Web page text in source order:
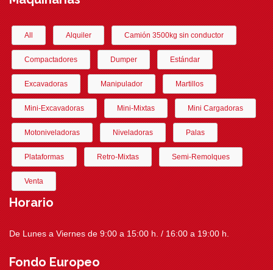
All Alquiler Camión 3500kg sin conductor
Compactadores Dumper Estándar
Excavadoras Manipulador Martillos
Mini-Excavadoras Mini-Mixtas Mini Cargadoras
Motoniveladoras Niveladoras Palas
Plataformas Retro-Mixtas Semi-Remolques
Venta
Horario
De Lunes a Viernes de 9:00 a 15:00 h. / 16:00 a 19:00 h.
Fondo Europeo